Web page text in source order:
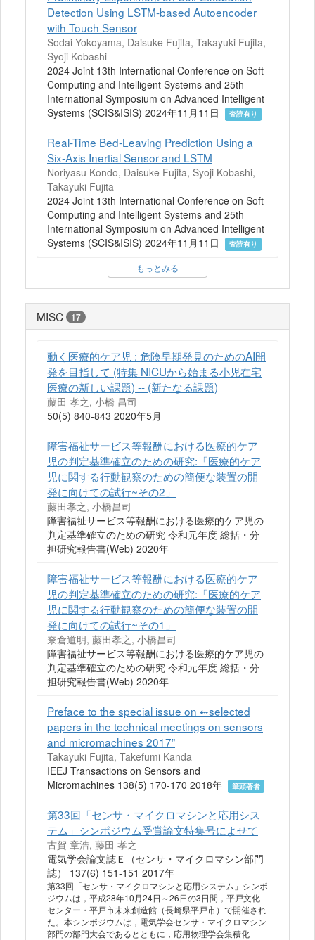
Detection Using LSTM-based Autoencoder
with Touch Sensor
Sodai Yokoyama, Daisuke Fujita, Takayuki Fujita,
Syoji Kobashi
2024 Joint 13th International Conference on Soft
Computing and Intelligent Systems and 25th
International Symposium on Advanced Intelligent
Systems (SCIS&ISIS) 2024年11月11日
査読有り
Real-Time Bed-Leaving Prediction Using a
Six-Axis Inertial Sensor and LSTM
Noriyasu Kondo, Daisuke Fujita, Syoji Kobashi,
Takayuki Fujita
2024 Joint 13th International Conference on Soft
Computing and Intelligent Systems and 25th
International Symposium on Advanced Intelligent
Systems (SCIS&ISIS) 2024年11月11日
査読有り
もっとみる
MISC 17
動く医療的ケア児 : 危険早期発見のためのAI開
発を目指して (特集 NICUから始まる小児在宅
医療の新しい課題) -- (新たなる課題)
藤田 孝之, 小橋 昌司
50(5) 840-843 2020年5月
障害福祉サービス等報酬における医療的ケア
児の判定基準確立のための研究:「医療的ケア
児に関する行動観察のための簡便な装置の開
発に向けての試行~その2」
藤田孝之, 小橋昌司
障害福祉サービス等報酬における医療的ケア児の
判定基準確立のための研究 令和元年度 総括・分
担研究報告書(Web) 2020年
障害福祉サービス等報酬における医療的ケア
児の判定基準確立のための研究:「医療的ケア
児に関する行動観察のための簡便な装置の開
発に向けての試行~その1」
奈倉道明, 藤田孝之, 小橋昌司
障害福祉サービス等報酬における医療的ケア児の
判定基準確立のための研究 令和元年度 総括・分
担研究報告書(Web) 2020年
Preface to the special issue on ⇜selected
papers in the technical meetings on sensors
and micromachines 2017”
Takayuki Fujita, Takefumi Kanda
IEEJ Transactions on Sensors and
Micromachines 138(5) 170-170 2018年
筆頭著者
第33回「センサ・マイクロマシンと応用シス
テム」シンポジウム受賞論文特集号によせて
古賀 章浩, 藤田 孝之
電気学会論文誌Ｅ（センサ・マイクロマシン部門
誌） 137(6) 151-151 2017年
第33回「センサ・マイクロマシンと応用システム」シンポ
ジウムは，平成28年10月24日～26日の3日間，平戸文化
センター・平戸市未来創造館（長崎県平戸市）で開催され
た。本シンポジウムは，電気学会センサ・マイクロマシン
部門の部門大会であるとともに，応用物理学会集積化